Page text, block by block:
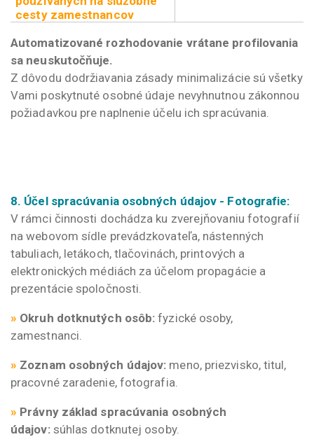
cesty zamestnancov
Automatizované rozhodovanie vrátane profilovania
sa neuskutočňuje.
Z dôvodu dodržiavania zásady minimalizácie sú všetky
Vami poskytnuté osobné údaje nevyhnutnou zákonnou
požiadavkou pre naplnenie účelu ich spracúvania.
8. Účel spracúvania osobných údajov - Fotografie:
V rámci činnosti dochádza ku zverejňovaniu fotografií
na webovom sídle prevádzkovateľa, nástenných
tabuliach, letákoch, tlačovinách, printových a
elektronických médiách za účelom propagácie a
prezentácie spoločnosti.
» Okruh dotknutých osôb: fyzické osoby,
zamestnanci.
» Zoznam osobných údajov: meno, priezvisko, titul,
pracovné zaradenie, fotografia.
» Právny základ spracúvania osobných
údajov:súhlas dotknutej osoby.